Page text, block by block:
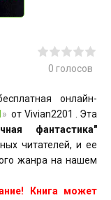
0 голосов
онлайн-
» от Vivian2201 . Эта
фантастика"
читателей, и ее
жанра на нашем
Книга может